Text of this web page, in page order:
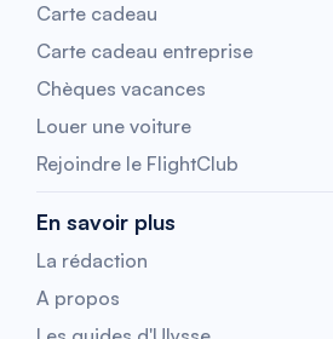
Carte cadeau
Carte cadeau entreprise
Chèques vacances
Louer une voiture
Rejoindre le FlightClub
En savoir plus
La rédaction
A propos